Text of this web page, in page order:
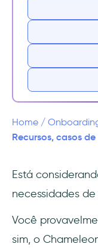
O que é o
Para que
recursos
Quais são
Uma
Quanto
Home /
Recursos, casos
Está
necessidades
Você
sim, o